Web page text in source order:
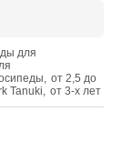
для
, от 2,5 до
Tanuki, от 3-х лет